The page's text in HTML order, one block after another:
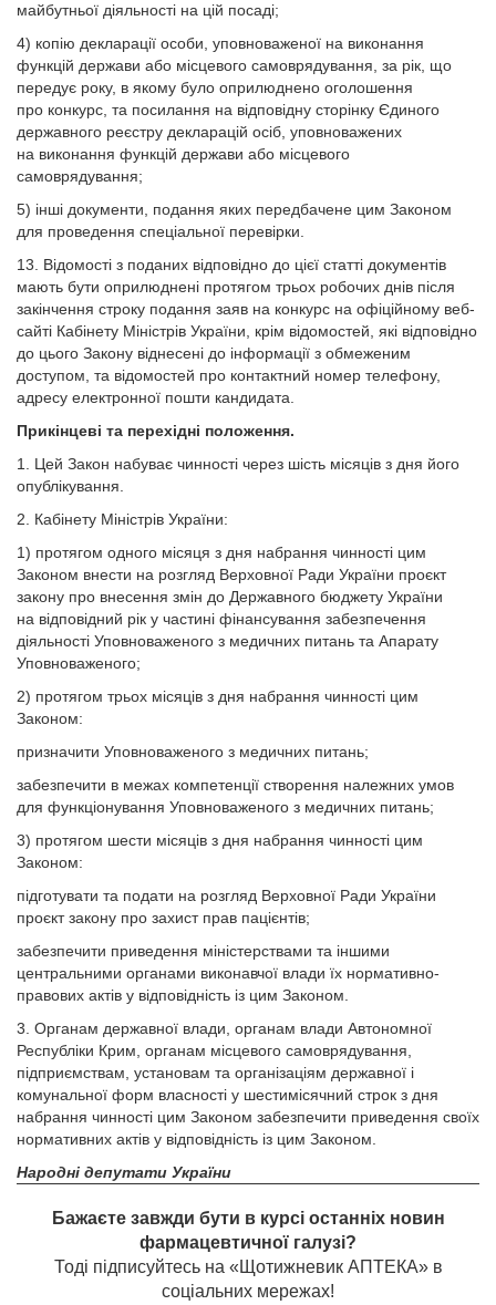
майбутньої діяльності на цій посаді;
4) копію декларації особи, уповноваженої на виконання
функцій держави або місцевого самоврядування, за рік, що
передує року, в якому було оприлюднено оголошення
про конкурс, та посилання на відповідну сторінку Єдиного
державного реєстру декларацій осіб, уповноважених
на виконання функцій держави або місцевого
самоврядування;
5) інші документи, подання яких передбачене цим Законом
для проведення спеціальної перевірки.
13. Відомості з поданих відповідно до цієї статті документів
мають бути оприлюднені протягом трьох робочих днів після
закінчення строку подання заяв на конкурс на офіційному веб-
сайті Кабінету Міністрів України, крім відомостей, які відповідно
до цього Закону віднесені до інформації з обмеженим
доступом, та відомостей про контактний номер телефону,
адресу електронної пошти кандидата.
Прикінцеві та перехідні положення.
1. Цей Закон набуває чинності через шість місяців з дня його
опублікування.
2. Кабінету Міністрів України:
1) протягом одного місяця з дня набрання чинності цим
Законом внести на розгляд Верховної Ради України проєкт
закону про внесення змін до Державного бюджету України
на відповідний рік у частині фінансування забезпечення
діяльності Уповноваженого з медичних питань та Апарату
Уповноваженого;
2) протягом трьох місяців з дня набрання чинності цим
Законом:
призначити Уповноваженого з медичних питань;
забезпечити в межах компетенції створення належних умов
для функціонування Уповноваженого з медичних питань;
3) протягом шести місяців з дня набрання чинності цим
Законом:
підготувати та подати на розгляд Верховної Ради України
проєкт закону про захист прав пацієнтів;
забезпечити приведення міністерствами та іншими
центральними органами виконавчої влади їх нормативно-
правових актів у відповідність із цим Законом.
3. Органам державної влади, органам влади Автономної
Республіки Крим, органам місцевого самоврядування,
підприємствам, установам та організаціям державної і
комунальної форм власності у шестимісячний строк з дня
набрання чинності цим Законом забезпечити приведення своїх
нормативних актів у відповідність із цим Законом.
Народні депутати України
Бажаєте завжди бути в курсі останніх новин
фармацевтичної галузі?
Тоді підписуйтесь на «Щотижневик АПТЕКА» в
соціальних мережах!